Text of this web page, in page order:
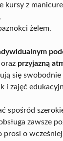
kursy z manicure
żelem.
przyjazną
się
i zajęć
spośród
zawsze
prosi o